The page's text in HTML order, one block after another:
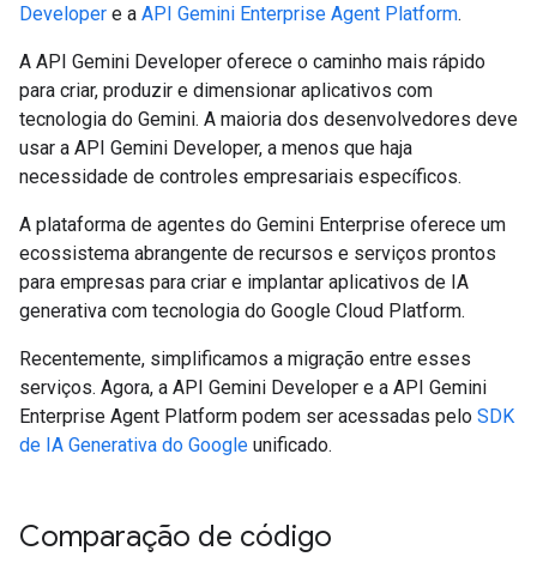
Developer e a API Gemini Enterprise Agent Platform.
A API Gemini Developer oferece o caminho mais rápido
para criar, produzir e dimensionar aplicativos com
tecnologia do Gemini. A maioria dos desenvolvedores deve
usar a API Gemini Developer, a menos que haja
necessidade de controles empresariais específicos.
A plataforma de agentes do Gemini Enterprise oferece um
ecossistema abrangente de recursos e serviços prontos
para empresas para criar e implantar aplicativos de IA
generativa com tecnologia do Google Cloud Platform.
Recentemente, simplificamos a migração entre esses
serviços. Agora, a API Gemini Developer e a API Gemini
Enterprise Agent Platform podem ser acessadas pelo SDK
de IA Generativa do Google unificado.
Comparação de código